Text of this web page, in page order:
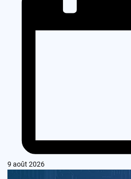
9 août 2026